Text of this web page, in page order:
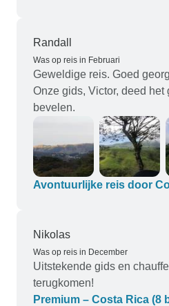
Randall
Was op reis in Februari
Geweldige reis. Goed
Onze gids, Victor, deed
bevelen.
Avontuurlijke reis door
Nikolas
Was op reis in December
Uitstekende gids en
terugkomen!
Premium – Costa Rica (8